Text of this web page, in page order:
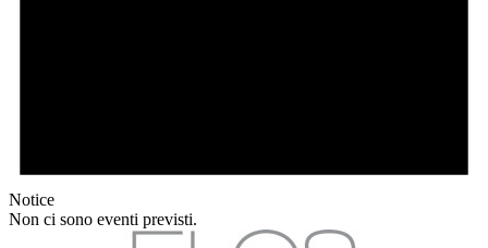
Notice
Non ci sono eventi previsti.